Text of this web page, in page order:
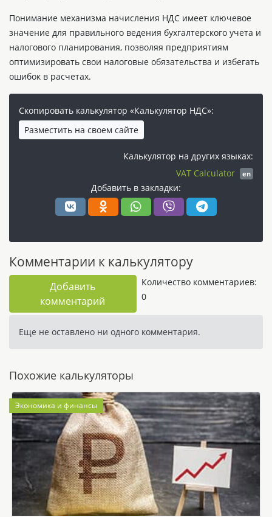
Понимание механизма начисления НДС имеет ключевое
значение для правильного ведения бухгалтерского учета и
налогового планирования, позволяя предприятиям
оптимизировать свои налоговые обязательства и избегать
ошибок в расчетах.
Скопировать калькулятор «Калькулятор НДС»:
Разместить на своем сайте
Калькулятор на других языках:
VAT Calculator
en
Добавить в закладки:
Комментарии к калькулятору
Добавить
комментарий
Количество комментариев:
0
Еще не оставлено ни одного комментария.
Похожие калькуляторы
Экономика и финансы